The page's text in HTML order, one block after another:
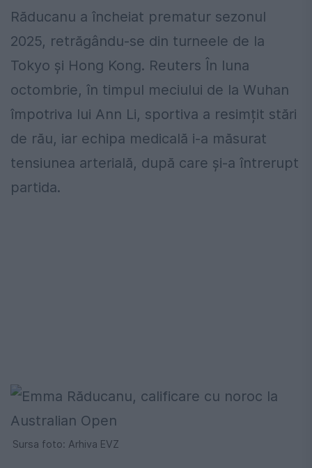
Răducanu a încheiat prematur sezonul
2025, retrăgându-se din turneele de la
Tokyo și Hong Kong. Reuters În luna
octombrie, în timpul meciului de la Wuhan
împotriva lui Ann Li, sportiva a resimțit stări
de rău, iar echipa medicală i-a măsurat
tensiunea arterială, după care și-a întrerupt
partida.
Sursa foto: Arhiva EVZ